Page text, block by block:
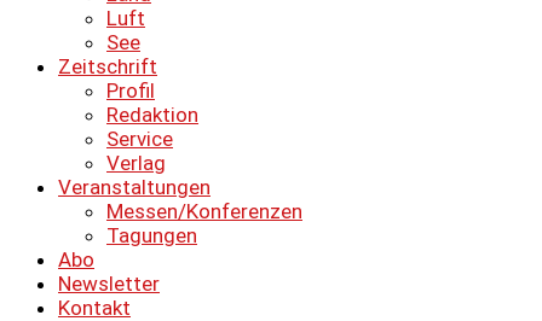
Luft
See
Zeitschrift
Profil
Redaktion
Service
Verlag
Veranstaltungen
Messen/Konferenzen
Tagungen
Abo
Newsletter
Kontakt